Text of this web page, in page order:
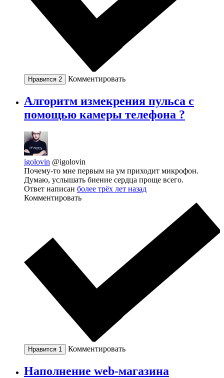
Нравится 2 Комментировать
Алгоритм измекрения пульса с
помощью камеры телефона ?
igolovin @igolovin
Почему-то мне первым на ум приходит микрофон.
Думаю, услышать биение сердца проще всего.
Ответ написан более трёх лет назад
Комментировать
Нравится 1 Комментировать
Наполнение web-магазина